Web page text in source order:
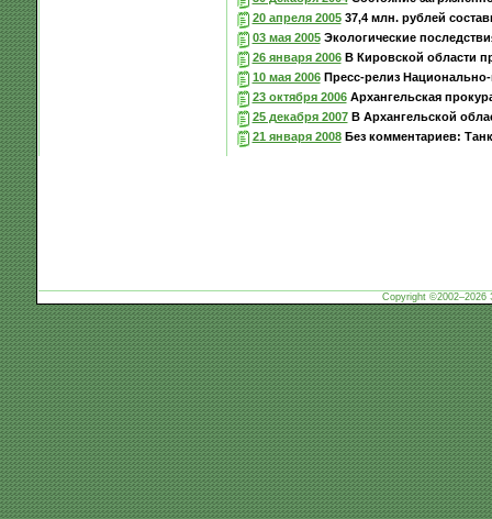
20 апреля 200537,4 млн. рублей
03 мая 2005Экологические
26 января 2006В Кировской области
10 мая 2006Пресс-релиз Национально-
23 октября 2006Архангельская
25 декабря 2007В Архангельской
21 января 2008Без комментариев:
Copyright ©2002–2026